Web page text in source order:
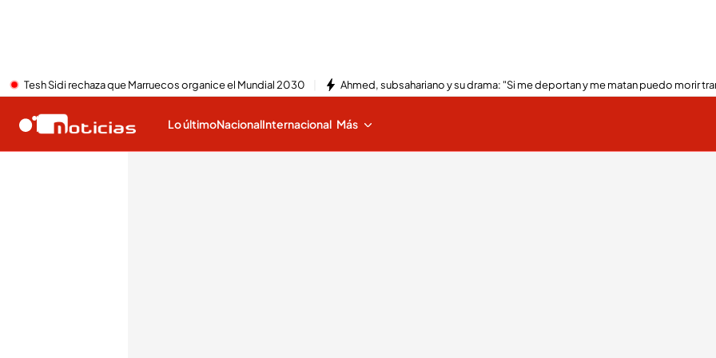
Tesh Sidi rechaza que Marruecos organice el Mundial 2030 Ahmed, subsahariano y su drama: "Si me deportan y me matan puedo morir
Lo últimoNacionalInternacional Más